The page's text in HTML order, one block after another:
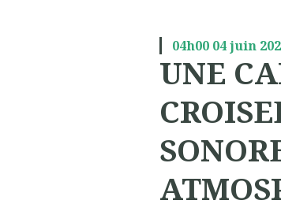
04h00 04juin
UNE